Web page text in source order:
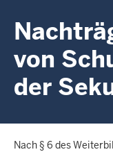
h
h
i
r
von
der
Nach § 6 des